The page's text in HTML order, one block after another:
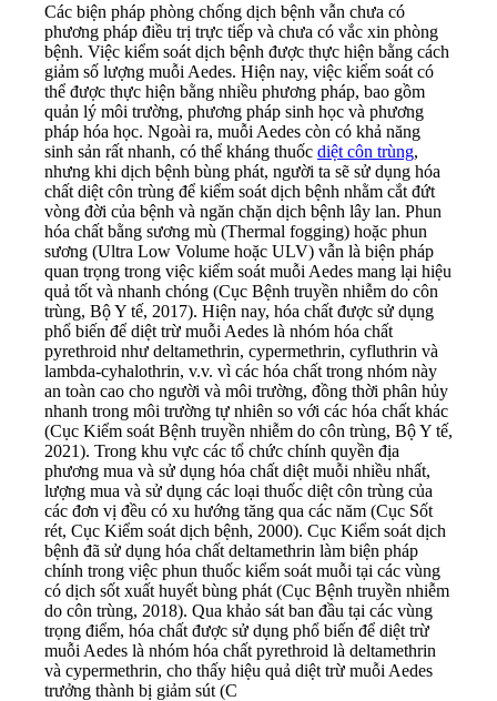
Các biện pháp phòng chống dịch bệnh vẫn chưa có
phương pháp điều trị trực tiếp và chưa có vắc xin phòng
bệnh. Việc kiểm soát dịch bệnh được thực hiện bằng cách
giảm số lượng muỗi Aedes. Hiện nay, việc kiểm soát có
thể được thực hiện bằng nhiều phương pháp, bao gồm
quản lý môi trường, phương pháp sinh học và phương
pháp hóa học. Ngoài ra, muỗi Aedes còn có khả năng
sinh sản rất nhanh, có thể kháng thuốc diệt côn trùng,
nhưng khi dịch bệnh bùng phát, người ta sẽ sử dụng hóa
chất diệt côn trùng để kiểm soát dịch bệnh nhằm cắt đứt
vòng đời của bệnh và ngăn chặn dịch bệnh lây lan. Phun
hóa chất bằng sương mù (Thermal fogging) hoặc phun
sương (Ultra Low Volume hoặc ULV) vẫn là biện pháp
quan trọng trong việc kiểm soát muỗi Aedes mang lại hiệu
quả tốt và nhanh chóng (Cục Bệnh truyền nhiễm do côn
trùng, Bộ Y tế, 2017). Hiện nay, hóa chất được sử dụng
phổ biến để diệt trừ muỗi Aedes là nhóm hóa chất
pyrethroid như deltamethrin, cypermethrin, cyfluthrin và
lambda-cyhalothrin, v.v. vì các hóa chất trong nhóm này
an toàn cao cho người và môi trường, đồng thời phân hủy
nhanh trong môi trường tự nhiên so với các hóa chất khác
(Cục Kiểm soát Bệnh truyền nhiễm do côn trùng, Bộ Y tế,
2021). Trong khu vực các tổ chức chính quyền địa
phương mua và sử dụng hóa chất diệt muỗi nhiều nhất,
lượng mua và sử dụng các loại thuốc diệt côn trùng của
các đơn vị đều có xu hướng tăng qua các năm (Cục Sốt
rét, Cục Kiểm soát dịch bệnh, 2000). Cục Kiểm soát dịch
bệnh đã sử dụng hóa chất deltamethrin làm biện pháp
chính trong việc phun thuốc kiểm soát muỗi tại các vùng
có dịch sốt xuất huyết bùng phát (Cục Bệnh truyền nhiễm
do côn trùng, 2018). Qua khảo sát ban đầu tại các vùng
trọng điểm, hóa chất được sử dụng phổ biến để diệt trừ
muỗi Aedes là nhóm hóa chất pyrethroid là deltamethrin
và cypermethrin, cho thấy hiệu quả diệt trừ muỗi Aedes
trưởng thành bị giảm sút (C